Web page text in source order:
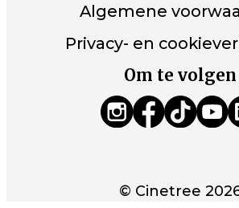
Algemene
Privacy- en
Om te volgen
© Cinetree